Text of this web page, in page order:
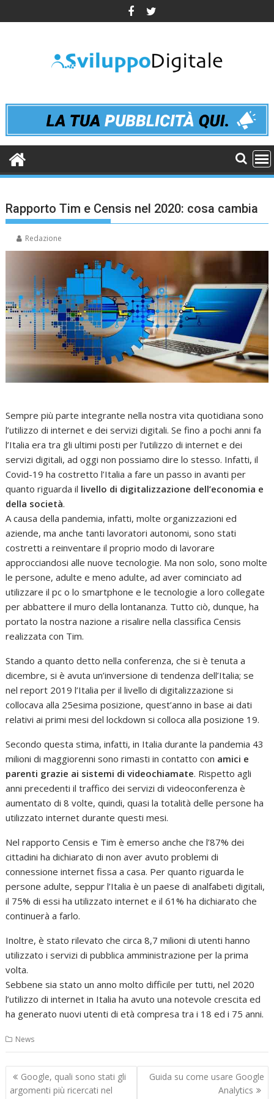
to
Rapporto Tim e Censis nel 2020: cosa cambia
Redazione
Sempre più parte integrante nella nostra vita quotidiana sono
l’utilizzo di internet e dei servizi digitali. Se fino a pochi anni fa
l’Italia era tra gli ultimi posti per l’utilizzo di internet e dei
servizi digitali, ad oggi non possiamo dire lo stesso. Infatti, il
Covid-19 ha costretto l’Italia a fare un passo in avanti per
quanto riguarda il livello di digitalizzazione dell’economia e
della società.
A causa della pandemia, infatti, molte organizzazioni ed
aziende, ma anche tanti lavoratori autonomi, sono stati
costretti a reinventare il proprio modo di lavorare
approcciandosi alle nuove tecnologie. Ma non solo, sono molte
le persone, adulte e meno adulte, ad aver cominciato ad
utilizzare il pc o lo smartphone e le tecnologie a loro collegate
per abbattere il muro della lontananza. Tutto ciò, dunque, ha
portato la nostra nazione a risalire nella classifica Censis
realizzata con Tim.
Stando a quanto detto nella conferenza, che si è tenuta a
dicembre, si è avuta un’inversione di tendenza dell’Italia; se
nel report 2019 l’Italia per il livello di digitalizzazione si
collocava alla 25esima posizione, quest’anno in base ai dati
relativi ai primi mesi del lockdown si colloca alla posizione 19.
Secondo questa stima, infatti, in Italia durante la pandemia 43
milioni di maggiorenni sono rimasti in contatto con amici e
parenti grazie ai sistemi di videochiamate. Rispetto agli
anni precedenti il traffico dei servizi di videoconferenza è
aumentato di 8 volte, quindi, quasi la totalità delle persone ha
utilizzato internet durante questi mesi.
Nel rapporto Censis e Tim è emerso anche che l’87% dei
cittadini ha dichiarato di non aver avuto problemi di
connessione internet fissa a casa. Per quanto riguarda le
persone adulte, seppur l’Italia è un paese di analfabeti digitali,
il 75% di essi ha utilizzato internet e il 61% ha dichiarato che
continuerà a farlo.
Inoltre, è stato rilevato che circa 8,7 milioni di utenti hanno
utilizzato i servizi di pubblica amministrazione per la prima
volta.
Sebbene sia stato un anno molto difficile per tutti, nel 2020
l’utilizzo di internet in Italia ha avuto una notevole crescita ed
ha generato nuovi utenti di età compresa tra i 18 ed i 75 anni.
News
Navigazione
articoli
Google, quali sono stati gli
argomenti più ricercati nel
Guida su come usare Google
Analytics